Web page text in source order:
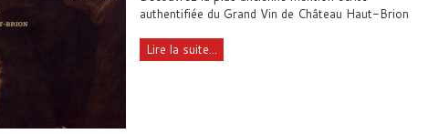
authentifiée du Grand Vin de Château Haut-Brion
Lire la suite...